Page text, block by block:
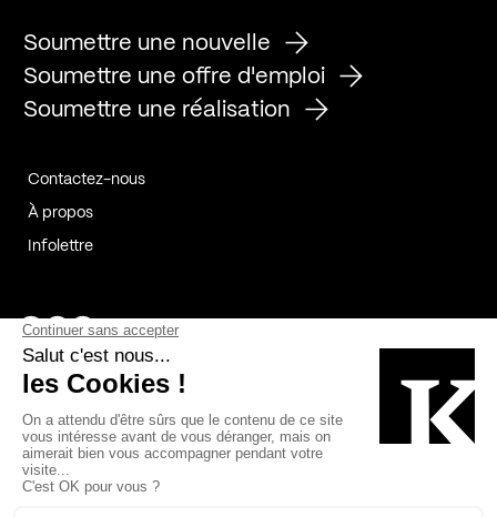
Soumettre une nouvelle
Soumettre une offre d'emploi
Soumettre une réalisation
Contactez-nous
À propos
Infolettre
Page Facebook de Kollectif
Page Instagram de Kollectif
Page Linkedin de Kollectif
Bâtiment-Durable-Québec-1
Esquisses-1